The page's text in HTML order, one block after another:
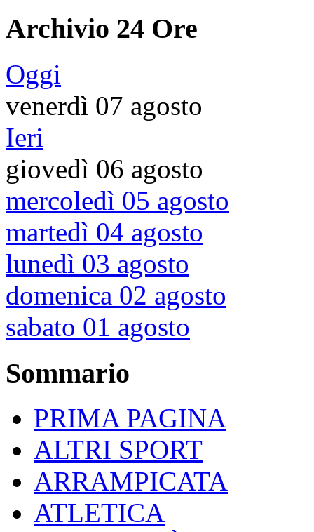
Archivio 24 Ore
Oggi
venerdì 07 agosto
Ieri
giovedì 06 agosto
mercoledì 05 agosto
martedì 04 agosto
lunedì 03 agosto
domenica 02 agosto
sabato 01 agosto
Sommario
PRIMA PAGINA
ALTRI SPORT
ARRAMPICATA
ATLETICA